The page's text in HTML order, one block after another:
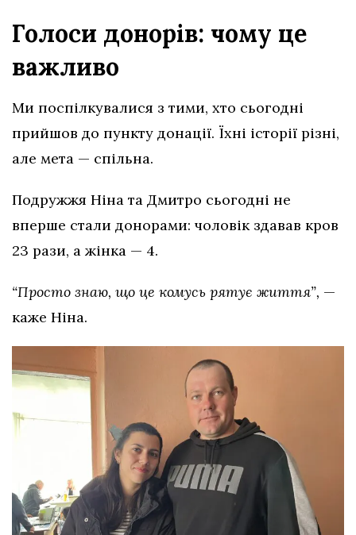
Голоси донорів: чому це
важливо
Ми поспілкувалися з тими, хто сьогодні
прийшов до пункту донації. Їхні історії різні,
але мета — спільна.
Подружжя Ніна та Дмитро сьогодні не
вперше стали донорами: чоловік здавав кров
23 рази, а жінка — 4.
“Просто знаю, що це комусь рятує життя”, —
каже Ніна.